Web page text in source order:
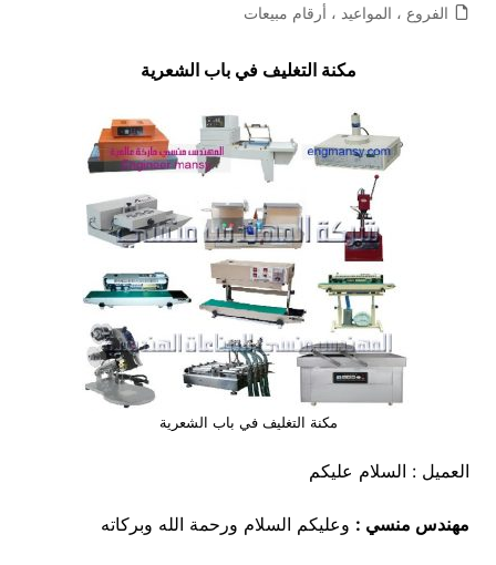
الفروع ، المواعيد ، أرقام مبيعات
مكنة التغليف في باب الشعرية
مكنة التغليف في باب الشعرية
العميل : السلام عليكم
مهندس منسي : وعليكم السلام ورحمة الله وبركاته